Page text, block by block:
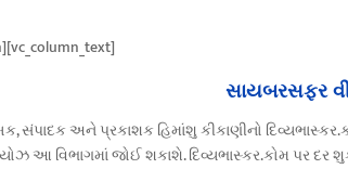
સાયબરસફર
સંપાદક અને પ્રકાશક હિમાંશુ કીકાણીનો
આ વિભાગમાં જોઈ શકાશે. દિવ્યભાસ્કર.કોમ પર દર